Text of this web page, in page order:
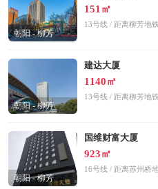
朝阳 - 柳芳
151㎡
13号线 / 距离柳芳地
朝阳 - 柳芳
建达大厦
1140㎡
13号线 / 距离柳芳地
朝阳 - 柳芳
国维财富大厦
923㎡
16号线 / 距离苏州桥